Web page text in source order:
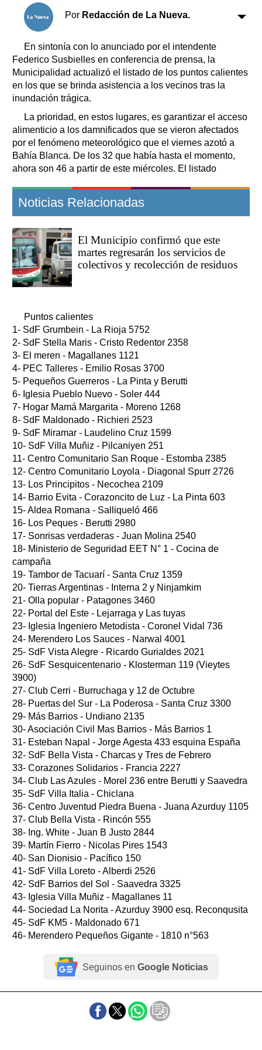
Clasificados
Horóscopo
Servicios
Farmacias
Transportes
Loterías
Fúnebres
Edictos
Teléfonos de urgencia
Por Redacción de La Nueva.
En sintonía con lo anunciado por el intendente
Federico Susbielles en conferencia de prensa, la
Municipalidad actualizó el listado de los puntos calientes
en los que se brinda asistencia a los vecinos tras la
inundación trágica.
La prioridad, en estos lugares, es garantizar el acceso
alimenticio a los damnificados que se vieron afectados
por el fenómeno meteorológico que el viernes azotó a
Bahía Blanca. De los 32 que había hasta el momento,
ahora son 46 a partir de este miércoles. El listado
Noticias Relacionadas
El Municipio confirmó que este
martes regresarán los servicios de
colectivos y recolección de residuos
Puntos calientes
1- SdF Grumbein - La Rioja 5752
2- SdF Stella Maris - Cristo Redentor 2358
3- El meren - Magallanes 1121
4- PEC Talleres - Emilio Rosas 3700
5- Pequeños Guerreros - La Pinta y Berutti
6- Iglesia Pueblo Nuevo - Soler 444
7- Hogar Mamá Margarita - Moreno 1268
8- SdF Maldonado - Richieri 2523
9- SdF Miramar - Laudelino Cruz 1599
10- SdF Villa Muñiz - Pilcaniyen 251
11- Centro Comunitario San Roque - Estomba 2385
12- Centro Comunitario Loyola - Diagonal Spurr 2726
13- Los Principitos - Necochea 2109
14- Barrio Evita - Corazoncito de Luz - La Pinta 603
15- Aldea Romana - Salliqueló 466
16- Los Peques - Berutti 2980
17- Sonrisas verdaderas - Juan Molina 2540
18- Ministerio de Seguridad EET N° 1 - Cocina de
campaña
19- Tambor de Tacuarí - Santa Cruz 1359
20- Tierras Argentinas - Interna 2 y Ninjamkim
21- Olla popular - Patagones 3460
22- Portal del Este - Lejarraga y Las tuyas
23- Iglesia Ingeniero Metodista - Coronel Vidal 736
24- Merendero Los Sauces - Narwal 4001
25- SdF Vista Alegre - Ricardo Gurialdes 2021
26- SdF Sesquicentenario - Klosterman 119 (Vieytes
3900)
27- Club Cerri - Burruchaga y 12 de Octubre
28- Puertas del Sur - La Poderosa - Santa Cruz 3300
29- Más Barrios - Undiano 2135
30- Asociación Civil Mas Barrios - Más Barrios 1
31- Esteban Napal - Jorge Agesta 433 esquina España
32- SdF Bella Vista - Charcas y Tres de Febrero
33- Corazones Solidarios - Francia 2227
34- Club Las Azules - Morel 236 entre Berutti y Saavedra
35- SdF Villa Italia - Chiclana
36- Centro Juventud Piedra Buena - Juana Azurduy 1105
37- Club Bella Vista - Rincón 555
38- Ing. White - Juan B Justo 2844
39- Martín Fierro - Nicolas Pires 1543
40- San Dionisio - Pacífico 150
41- SdF Villa Loreto - Alberdi 2526
42- SdF Barrios del Sol - Saavedra 3325
43- Iglesia Villa Muñiz - Magallanes 11
44- Sociedad La Norita - Azurduy 3900 esq. Reconqusita
45- SdF KM5 - Maldonado 671
46- Merendero Pequeños Gigante - 1810 n°563
Seguinos en Google Noticias